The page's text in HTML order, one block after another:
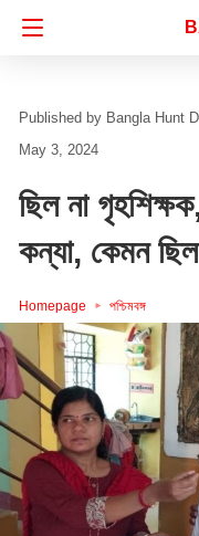
Bangla Hunt
May 3, 2024
ছিল না
কন্যা, কেমন
Homepage পশ্চিমবঙ্গ